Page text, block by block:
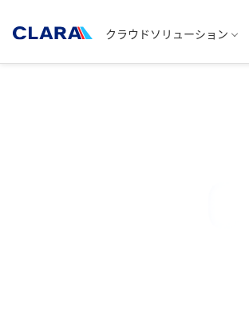
クラウドソリューション